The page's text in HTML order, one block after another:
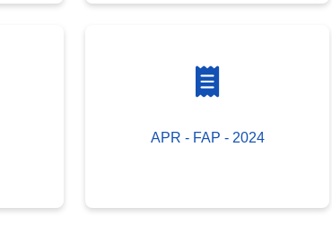
APR - FAP - 2024